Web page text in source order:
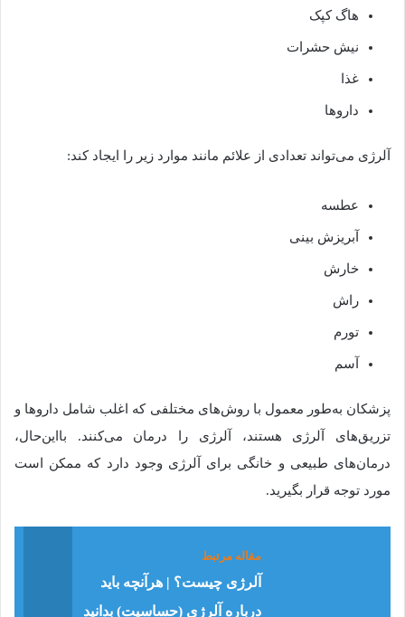
هاگ کپک
نیش حشرات
غذا
داروها
آلرژی می‌تواند تعدادی از علائم مانند موارد زیر را ایجاد کند:
عطسه
آبریزش بینی
خارش
راش
تورم
آسم
پزشکان به‌طور معمول با روش‌های مختلفی که اغلب شامل داروها و
تزریق‌های آلرژی هستند، آلرژی را درمان می‌کنند. بااین‌حال،
درمان‌های طبیعی و خانگی برای آلرژی وجود دارد که ممکن است
مورد توجه قرار بگیرید.
مقاله مرتبط
آلرژی چیست؟ | هرآنچه باید
درباره آلرژی (حساسیت) بدانید